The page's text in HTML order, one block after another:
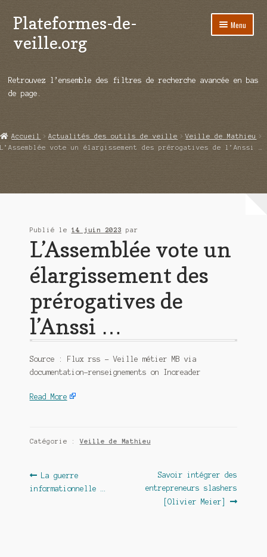
Aller
à
la
Aller
au
contenu
Plateformes-de-
veille.org
Menu
Répertoire d’ouitils
Démos vidéos
Ouvrir
Retrouvez l’ensemble des filtres de recherche avancée en bas
de page.
Accueil Actualités des outils de veille
Veille de Mathieu
L’Assemblée vote un élargissement des prérogatives de l’Anssi …
Publié le 14 juin 2023 par
L’Assemblée vote un
élargissement des
prérogatives de
l’Anssi …
Source : Flux rss – Veille métier MB via
documentation-renseignements on Inoreader
Read More
Catégorie :Veille de Mathieu
Navigation
de
Article
précédent :
La guerre
informationnelle …
Article
suivant :
Savoir intégrer des
entrepreneurs slashers
[Olivier Meier]